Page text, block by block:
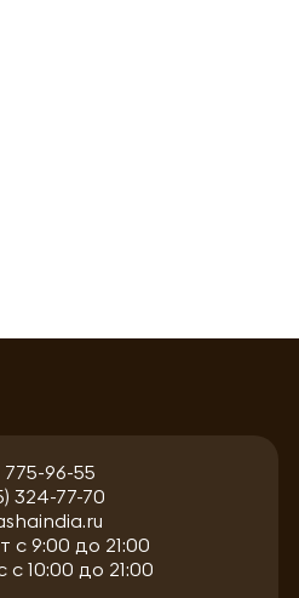
775-96-55
324-77-70
с 9:00 до 21:00
с 10:00 до 21:00